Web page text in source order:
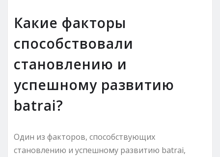
Какие факторы
способствовали
становлению и
успешному развитию
batrai?
Один из факторов, способствующих
становлению и успешному развитию batrai,